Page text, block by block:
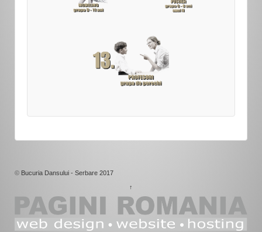
© Bucuria Dansului - Serbare 2017
↑